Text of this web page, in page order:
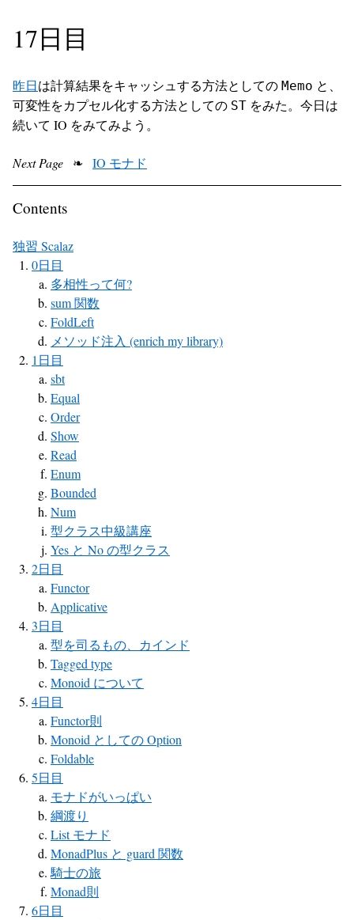
17日目
昨日は計算結果をキャッシュする方法としての Memo と、
可変性をカプセル化する方法としての ST をみた。今日は
続いて IO をみてみよう。
Next Page ❧ IO モナド
Contents
独習 Scalaz
0日目
多相性って何?
sum 関数
FoldLeft
メソッド注入 (enrich my library)
1日目
sbt
Equal
Order
Show
Read
Enum
Bounded
Num
型クラス中級講座
Yes と No の型クラス
2日目
Functor
Applicative
3日目
型を司るもの、カインド
Tagged type
Monoid について
4日目
Functor則
Monoid としての Option
Foldable
5日目
モナドがいっぱい
綱渡り
List モナド
MonadPlus と guard 関数
騎士の旅
Monad則
6日目